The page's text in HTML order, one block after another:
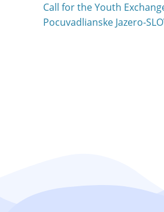
Call for the Youth
Pocuvadlianske Jazero-